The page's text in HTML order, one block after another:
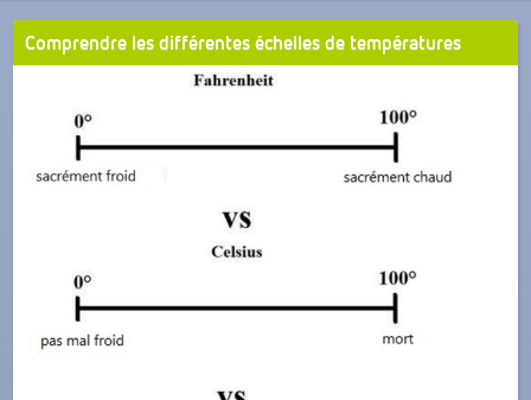
Comprendre les différentes échelles de températures